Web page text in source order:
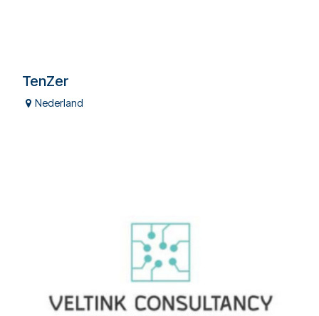
TenZer
Nederland